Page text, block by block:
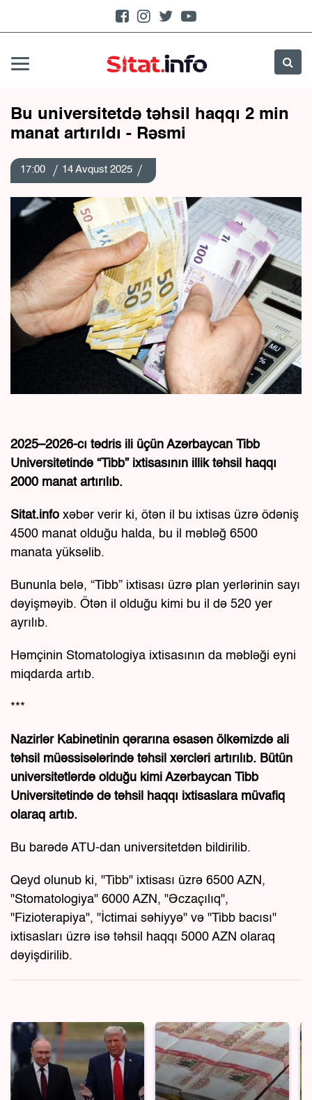
Bu universitetdə təhsil haqqı 2 min
manat artırıldı - Rəsmi
17:00 14 Avqust 2025
2025–2026-cı tədris ili üçün Azərbaycan Tibb
Universitetində “Tibb” ixtisasının illik təhsil haqqı
2000 manat artırılıb.
Sitat.info xəbər verir ki, ötən il bu ixtisas üzrə ödəniş
4500 manat olduğu halda, bu il məbləğ 6500
manata yüksəlib.
Bununla belə, “Tibb” ixtisası üzrə plan yerlərinin sayı
dəyişməyib. Ötən il olduğu kimi bu il də 520 yer
ayrılıb.
Həmçinin Stomatologiya ixtisasının da məbləği eyni
miqdarda artıb.
***
Nazirlər Kabinetinin qərarına əsasən ölkəmizdə ali
təhsil müəssisələrində təhsil xərcləri artırılıb. Bütün
universitetlərdə olduğu kimi Azərbaycan Tibb
Universitetində də təhsil haqqı ixtisaslara müvafiq
olaraq artıb.
Bu barədə ATU-dan universitetdən bildirilib.
Qeyd olunub ki, "Tibb" ixtisası üzrə 6500 AZN,
"Stomatologiya" 6000 AZN, "Əczaçılıq",
"Fizioterapiya", "İctimai səhiyyə" və "Tibb bacısı"
ixtisasları üzrə isə təhsil haqqı 5000 AZN olaraq
dəyişdirilib.